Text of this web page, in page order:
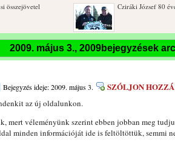
Cziráki József 80 éves
Az FTC Baráti Kör 2025. októberi
összejövetel
2009. május 3., 2009bejegyzések
Bejegyzés ideje: 2009. május 3. SZÓLJON HOZZÁ
az új oldalunkon.
mert véleményünk szerint ebben jobban meg
minden információját ide is feltöltöttük, semmi